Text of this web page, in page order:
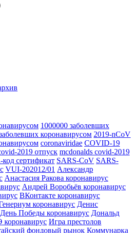
1000000 заболевших
коронавирусом 2019-nCoV
coronaviridae COVID-19
2019 отпуск mcdonalds covid-2019
код сертификат SARS-CoV SARS-
VUI-202012/01 Александр
Анастасия Ракова коронавирус
Андрей Воробьёв коронавирус
ВКонтакте коронавирус
коронавирус Денис
День Победы коронавирус Дональд
коронавирус Игра престолов
фондовый рынок Коммунарка